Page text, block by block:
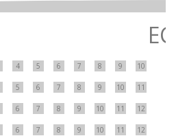
4 5 6 7 8 9 10
5 6 7 8 9 10 11
6 7 8 9 10 11 12
6 7 8 9 10 11 12